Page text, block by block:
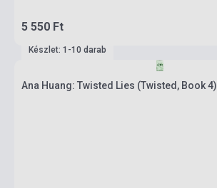
5 550 Ft
Készlet: 1-10 darab
Ana Huang: Twisted Lies (Twisted, Book 4)